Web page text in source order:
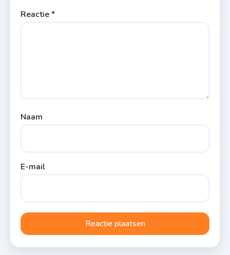
Reactie*
Naam
E-mail